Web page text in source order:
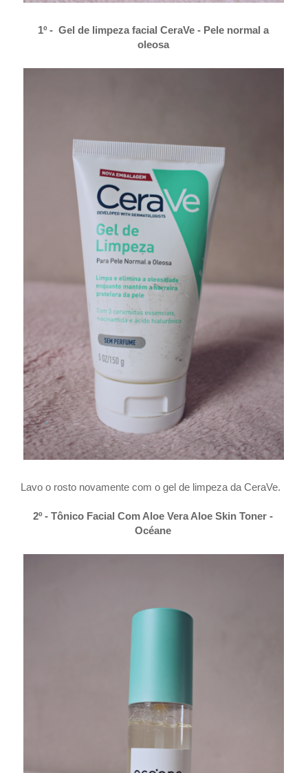
1º - Gel de limpeza facial CeraVe - Pele normal a
oleosa
Lavo o rosto novamente com o gel de limpeza da CeraVe.
2º - Tônico Facial Com Aloe Vera Aloe Skin Toner -
Océane